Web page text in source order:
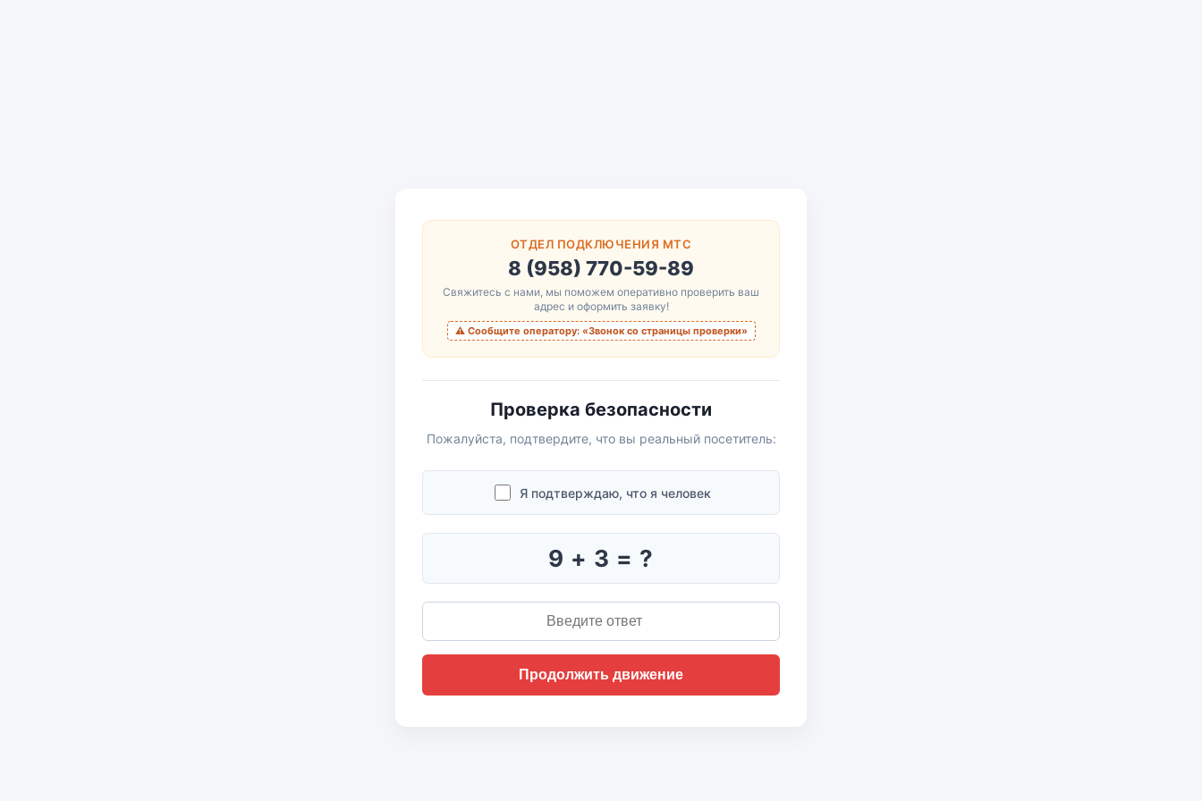
ОТДЕЛ ПОДКЛЮЧЕНИЯ МТС
8 (958) 770-59-89
Свяжитесь с нами, мы поможем оперативно проверить ваш
адрес и оформить заявку!
⚠️ Сообщите оператору: «Звонок со страницы проверки»
Проверка безопасности
Пожалуйста, подтвердите, что вы реальный посетитель:
Я подтверждаю, что я человек
9 + 3 = ?
Продолжить движение